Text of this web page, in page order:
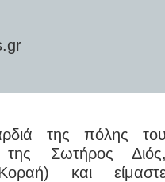
της πόλης
της Σωτήρος
και